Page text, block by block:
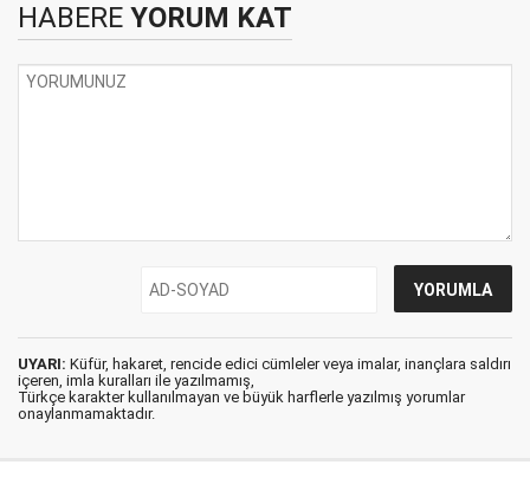
HABERE YORUM KAT
UYARI: Küfür, hakaret, rencide edici cümleler veya imalar, inançlara saldırı
içeren, imla kuralları ile yazılmamış,
Türkçe karakter kullanılmayan ve büyük harflerle yazılmış yorumlar
onaylanmamaktadır.